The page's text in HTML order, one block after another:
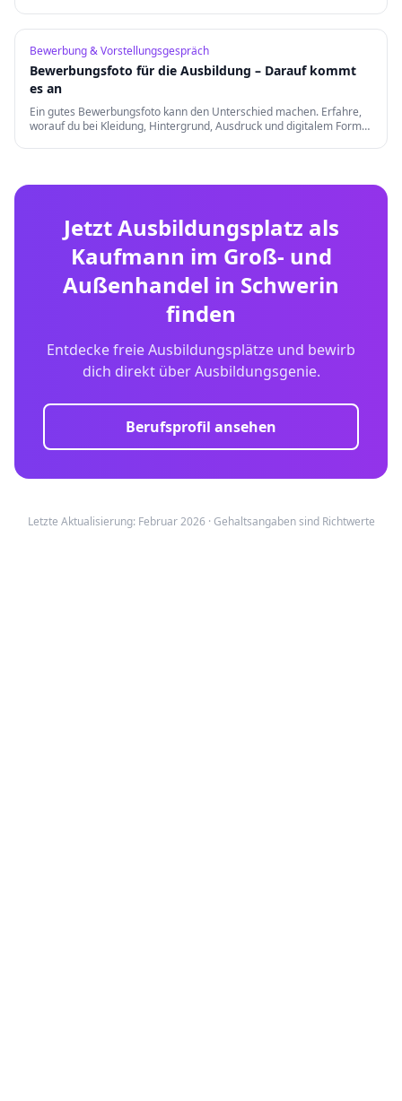
Bewerbung & Vorstellungsgespräch
Bewerbungsfoto für die Ausbildung – Darauf kommt
es an
Ein gutes Bewerbungsfoto kann den Unterschied machen. Erfahre,
worauf du bei Kleidung, Hintergrund, Ausdruck und digitalem Format
Jetzt Ausbildungsplatz als
Kaufmann im Groß- und
Außenhandel in Schwerin
finden
Entdecke freie Ausbildungsplätze und bewirb
dich direkt über Ausbildungsgenie.
Berufsprofil ansehen
Letzte Aktualisierung: Februar 2026 · Gehaltsangaben sind Richtwerte